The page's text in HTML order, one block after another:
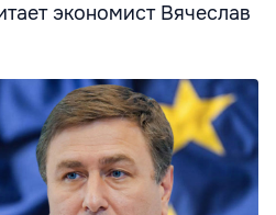
экономист Вячеслав